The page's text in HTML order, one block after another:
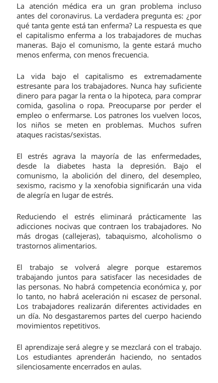
La atención médica era un gran problema incluso
antes del coronavirus. La verdadera pregunta es: ¿por
qué tanta gente está tan enferma? La respuesta es que
el capitalismo enferma a los trabajadores de muchas
maneras. Bajo el comunismo, la gente estará mucho
menos enferma, con menos frecuencia.
La vida bajo el capitalismo es extremadamente
estresante para los trabajadores. Nunca hay suficiente
dinero para pagar la renta o la hipoteca, para comprar
comida, gasolina o ropa. Preocuparse por perder el
empleo o enfermarse. Los patrones los vuelven locos,
los niños se meten en problemas. Muchos sufren
ataques racistas/sexistas.
El estrés agrava la mayoría de las enfermedades,
desde la diabetes hasta la depresión. Bajo el
comunismo, la abolición del dinero, del desempleo,
sexismo, racismo y la xenofobia significarán una vida
de alegría en lugar de estrés.
Reduciendo el estrés eliminará prácticamente las
adicciones nocivas que contraen los trabajadores. No
más drogas (callejeras), tabaquismo, alcoholismo o
trastornos alimentarios.
El trabajo se volverá alegre porque estaremos
trabajando juntos para satisfacer las necesidades de
las personas. No habrá competencia económica y, por
lo tanto, no habrá aceleración ni escasez de personal.
Los trabajadores realizarán diferentes actividades en
un día. No desgastaremos partes del cuerpo haciendo
movimientos repetitivos.
El aprendizaje será alegre y se mezclará con el trabajo.
Los estudiantes aprenderán haciendo, no sentados
silenciosamente encerrados en aulas.